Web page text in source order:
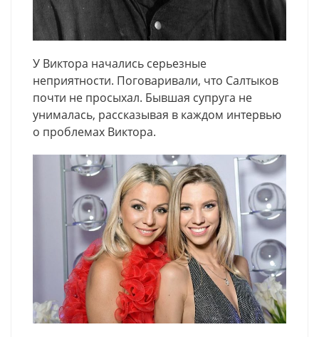
У Виктора начались серьезные
неприятности. Поговаривали, что Салтыков
почти не просыхал. Бывшая супруга не
унималась, рассказывая в каждом интервью
о проблемах Виктора.